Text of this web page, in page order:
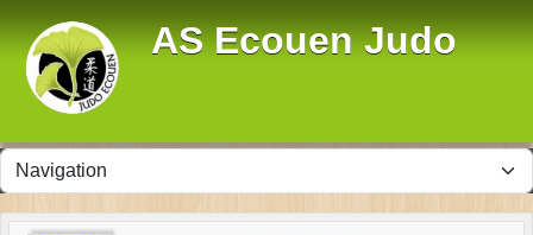
AS Ecouen Judo